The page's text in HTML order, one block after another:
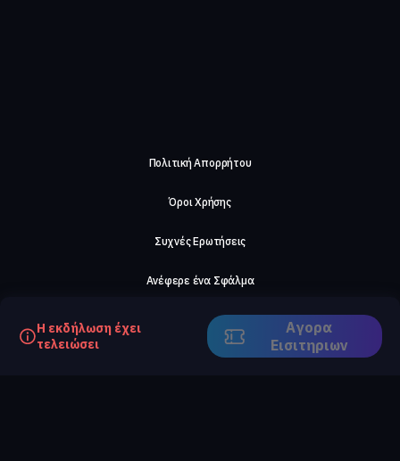
Η εκδήλωση έχει
τελειώσει
Αγορα
Eισιτηριων
Πολιτική Απορρήτου
Όροι Χρήσης
Συχνές Ερωτήσεις
Ανέφερε ένα Σφάλμα
Σχετικά με μας
Careers